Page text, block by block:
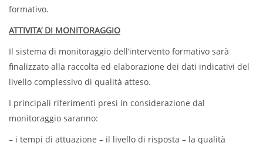
formativo.
ATTIVITA’ DI MONITORAGGIO
Il sistema di monitoraggio dell’intervento formativo sarà
finalizzato alla raccolta ed elaborazione dei dati indicativi del
livello complessivo di qualità atteso.
I principali riferimenti presi in considerazione dal
monitoraggio saranno:
– i tempi di attuazione – il livello di risposta – la qualità